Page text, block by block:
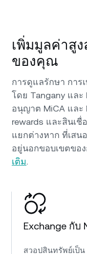
เพิ่มมูลค่าสู
ของคุณ
การดูแลรักษา การ
โดย Tangany และ
อนุญาต MiCA และ
rewards และสินเ
แยกต่างหาก ที่เสน
อยู่นอกขอบเขตขอ
เติม.
Exchange กับ
สวอปสินทรัพย์เป็น